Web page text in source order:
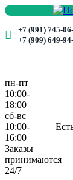
+7 (991) 745-
+7 (909) 649-
пн-пт
10:00-
18:00
сб-вс
10:00-
16:00
Заказы
принимаются
24/7